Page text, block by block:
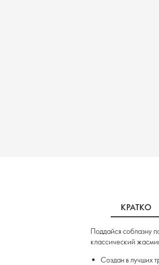
КРАТКО
Поддайся соблазну
классический
Создан в лучших